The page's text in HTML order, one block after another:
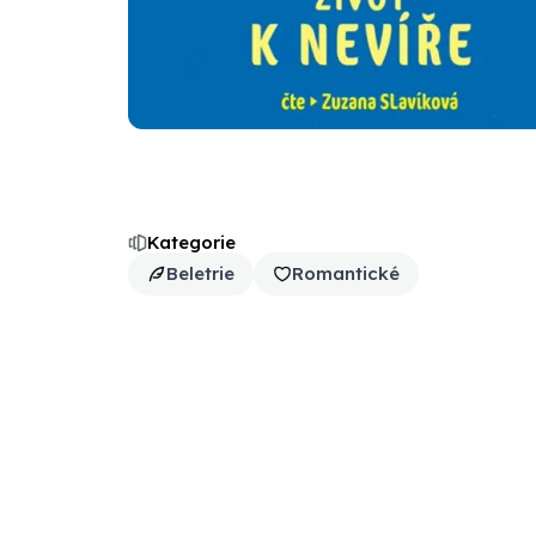
Kategorie
Beletrie
Romantické